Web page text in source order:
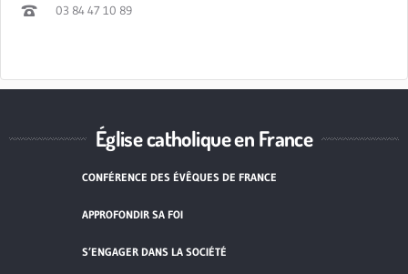
03 84 47 10 89
Église catholique en France
CONFÉRENCE DES ÉVÊQUES DE FRANCE
APPROFONDIR SA FOI
S’ENGAGER DANS LA SOCIÉTÉ